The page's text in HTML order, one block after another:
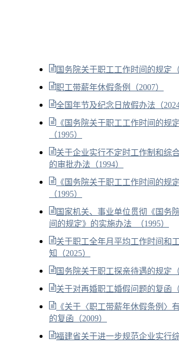
国务院关于职工工作时间的规定（
职工带薪年休假条例（2007）
全国年节及纪念日放假办法（2024
《国务院关于职工工作时间的规
（1995）
关于企业实行不定时工作制和综
的审批办法（1994）
《国务院关于职工工作时间的规
（1995）
国家机关、事业单位贯彻《国务
间的规定》的实施办法 （1995）
关于职工全年月平均工作时间和
知（2025）
国务院关于职工探亲待遇的规定（
关于对再婚职工婚假问题的复函（
《关于〈职工带薪年休假条例〉
的复函（2009）
福建省关于进一步规范企业实行